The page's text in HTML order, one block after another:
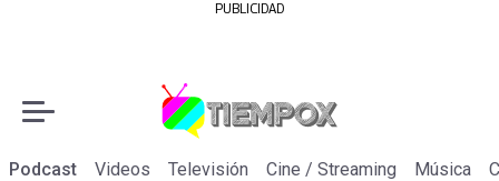
PUBLICIDAD
Podcast Videos Televisión Cine / Streaming Música